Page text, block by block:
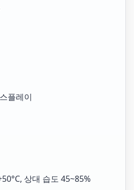
플레이
상대 습도 45~85%